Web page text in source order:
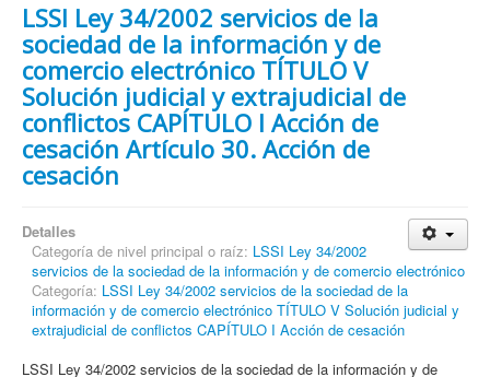
¿Estas cumpliendo con la LOPD - RGPD?
¿Que podemos hacer por ti?
¿Cuando es obligatorio nombrar un DPD / DPO ?
Notas
Nosotros y contacto
LSSI Ley 34/2002 servicios de la
sociedad de la información y de
comercio electrónico TÍTULO V
Solución judicial y extrajudicial de
conflictos CAPÍTULO I Acción de
cesación Artículo 30. Acción de
cesación
Detalles
Categoría de nivel principal o raíz: LSSI Ley 34/2002
servicios de la sociedad de la información y de comercio electrónico
Categoría: LSSI Ley 34/2002 servicios de la sociedad de la
información y de comercio electrónico TÍTULO V Solución judicial y
extrajudicial de conflictos CAPÍTULO I Acción de cesación
LSSI Ley 34/2002 servicios de la sociedad de la información y de